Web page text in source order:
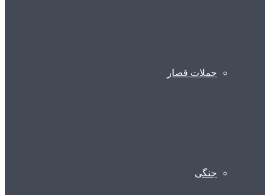
جملات قصار
جنگی